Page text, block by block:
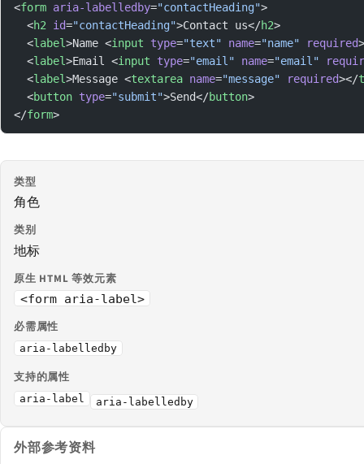
<form aria-labelledby="contactHeading">
  <
h2 id="contactHeading">Contact us</h2>
  <
label>Name <input type="text" name="name" required
  <
label>Email <input type="email" name="email"
  <
label>Message <textarea name="message" required></
  <
button type="submit">Send</button>
</form>
类型
角色
类别
地标
原生 HTML 等效元素
<form aria-label>
必需属性
aria-labelledby
支持的属性
aria-label aria-labelledby
外部参考资料